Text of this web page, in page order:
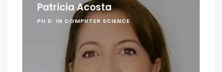
Patricia Acosta
PH.D. IN COMPUTER SCIENCE